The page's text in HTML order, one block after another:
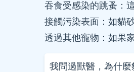
吞食受感染的跳蚤：
接觸污染表面：如貓
透過其他寵物：如果
我問過獸醫，為什